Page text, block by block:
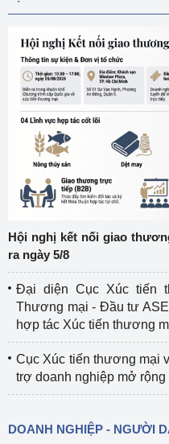
Hội nghị kết nối giao
ra ngày 5/8
Đại diện Cục Xúc tiến
Thương mại - Đầu tư
hợp tác Xúc tiến thương
Cục Xúc tiến thương mại
trợ doanh nghiệp mở
DOANH NGHIỆP - NGƯỜI